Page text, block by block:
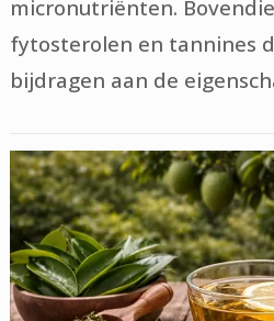
micronutriënten.
fytosterolen en tannines
bijdragen aan de